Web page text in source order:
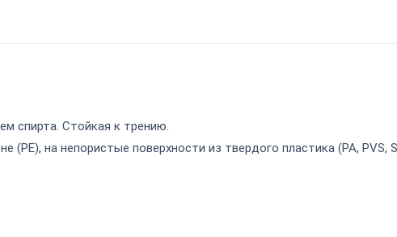
спирта. Стойкая к трению.
на непористые поверхности из твердого пластика (PA, PVS,